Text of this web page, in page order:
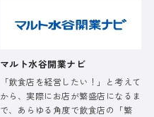
マルト水谷開業ナビ
「飲食店を経営したい！」と考えて
から、実際にお店が繁盛店になるま
で、あらゆる角度で飲食店の「繁